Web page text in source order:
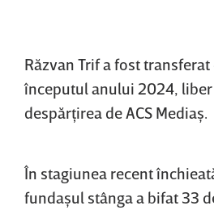
Răzvan Trif a fost transferat
începutul anului 2024,
despărţirea de ACS Mediaş.
În stagiunea recent
fundaşul stânga a bifat 33